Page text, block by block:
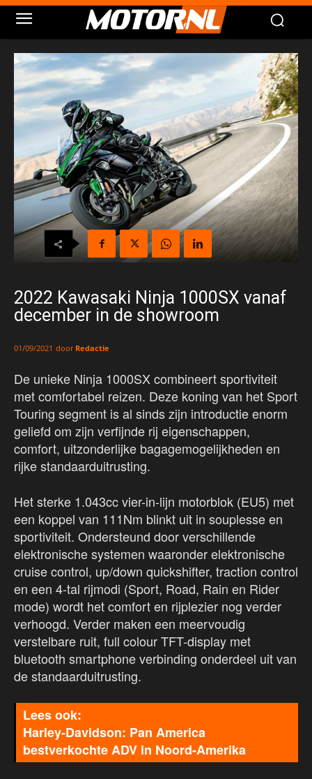
2022 Kawasaki Ninja 1000SX vanaf
december in de showroom
01/09/2021 door Redactie
De unieke Ninja 1000SX combineert sportiviteit
met comfortabel reizen. Deze koning van het Sport
Touring segment is al sinds zijn introductie enorm
geliefd om zijn verfijnde rij eigenschappen,
comfort, uitzonderlijke bagagemogelijkheden en
rijke standaarduitrusting.
Het sterke 1.043cc vier-in-lijn motorblok (EU5) met
een koppel van 111Nm blinkt uit in souplesse en
sportiviteit. Ondersteund door verschillende
elektronische systemen waaronder elektronische
cruise control, up/down quickshifter, traction control
en een 4-tal rijmodi (Sport, Road, Rain en Rider
mode) wordt het comfort en rijplezier nog verder
verhoogd. Verder maken een meervoudig
verstelbare ruit, full colour TFT-display met
bluetooth smartphone verbinding onderdeel uit van
de standaarduitrusting.
Harley-Davidson: Pan America
bestverkochte ADV in Noord-Amerika